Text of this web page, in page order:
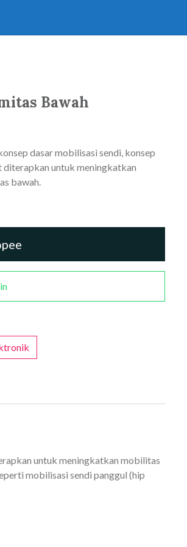
Bawah
dasar mobilisasi sendi, konsep
diterapkan untuk meningkatkan
bawah.
untuk meningkatkan mobilitas
mobilisasi sendi panggul (hip